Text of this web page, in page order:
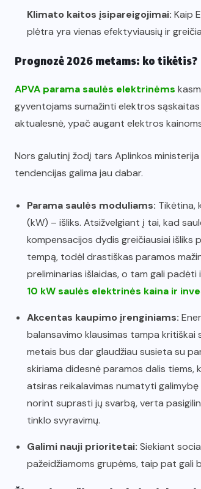
Klimato kaitos įsipareigojimai: Kaip
plėtra yra vienas efektyviausių ir
Prognozė 2026 metams: ko tikėtis?
APVA parama saulės elektrinėms
gyventojams sumažinti elektros
aktualesnė, ypač augant elektros
Nors galutinį žodį tars Aplinkos ministerija
tendencijas galima jau dabar.
Parama saulės moduliams: Tikėtina,
(kW) – išliks. Atsižvelgiant į tai, kad
kompensacijos dydis greičiausiai
tempą, todėl drastiškas paramos
preliminarias išlaidas, o tam gali padėti
10 kW saulės elektrinės kaina ir
Akcentas kaupimo įrenginiams:
balansavimo klausimas tampa
metais bus dar glaudžiau susieta su
skiriama didesnė paramos dalis tiems,
atsiras reikalavimas numatyti
norint suprasti jų svarbą, verta
tinklo svyravimų.
Galimi nauji prioritetai: Siekiant
pažeidžiamoms grupėms, taip pat gali